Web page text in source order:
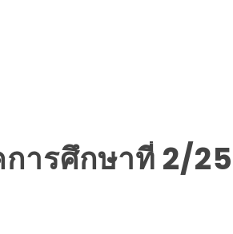
ารศึกษาที่ 2/